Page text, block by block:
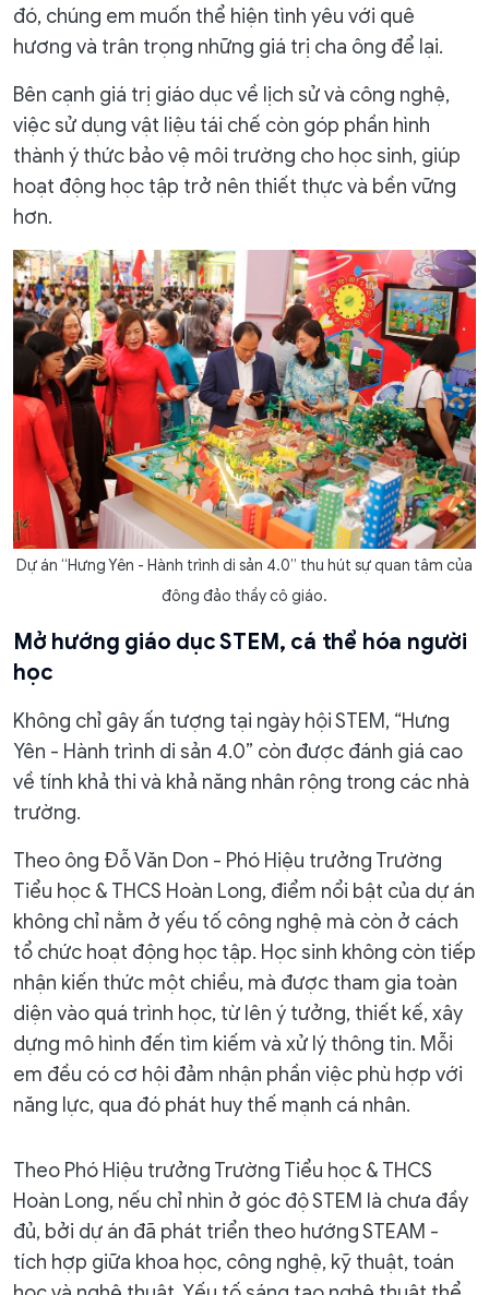
đó, chúng em muốn thể hiện tình yêu với quê
hương và trân trọng những giá trị cha ông để lại.
Bên cạnh giá trị giáo dục về lịch sử và công nghệ,
việc sử dụng vật liệu tái chế còn góp phần hình
thành ý thức bảo vệ môi trường cho học sinh, giúp
hoạt động học tập trở nên thiết thực và bền vững
hơn.​
Dự án “Hưng Yên - Hành trình di sản 4.0” thu hút sự quan tâm của
đông đảo thầy cô giáo.
Mở hướng giáo dục STEM, cá thể hóa người
học
Không chỉ gây ấn tượng tại ngày hội STEM, “Hưng
Yên - Hành trình di sản 4.0” còn được đánh giá cao
về tính khả thi và khả năng nhân rộng trong các nhà
trường.
Theo ông Đỗ Văn Don - Phó Hiệu trưởng Trường
Tiểu học & THCS Hoàn Long, điểm nổi bật của dự án
không chỉ nằm ở yếu tố công nghệ mà còn ở cách
tổ chức hoạt động học tập. Học sinh không còn tiếp
nhận kiến thức một chiều, mà được tham gia toàn
diện vào quá trình học, từ lên ý tưởng, thiết kế, xây
dựng mô hình đến tìm kiếm và xử lý thông tin. Mỗi
em đều có cơ hội đảm nhận phần việc phù hợp với
năng lực, qua đó phát huy thế mạnh cá nhân.
Theo Phó Hiệu trưởng Trường Tiểu học & THCS
Hoàn Long, nếu chỉ nhìn ở góc độ STEM là chưa đầy
đủ, bởi dự án đã phát triển theo hướng STEAM -
tích hợp giữa khoa học, công nghệ, kỹ thuật, toán